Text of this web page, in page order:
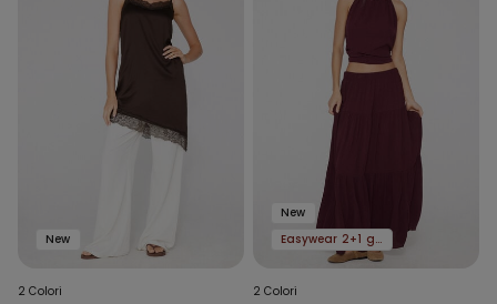
New
2 Colori
New
Easywear 2+1 gratis
2 Colori